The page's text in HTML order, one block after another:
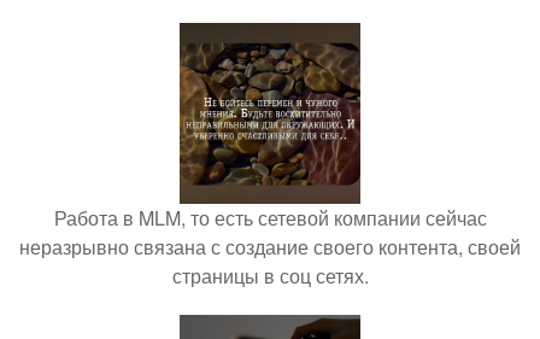
Работа в MLM, то есть сетевой компании сейчас
неразрывно связана с создание своего контента, своей
страницы в соц сетях.